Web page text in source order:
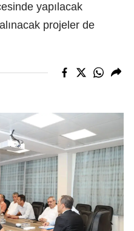
yapılacak
projeler de